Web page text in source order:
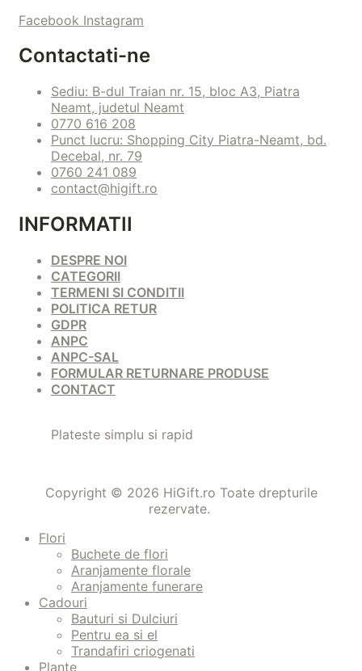
Facebook Instagram
Contactati-ne
Sediu: B-dul Traian nr. 15, bloc A3, Piatra
Neamt, judetul Neamt
0770 616 208
Punct lucru: Shopping City Piatra-Neamt, bd.
Decebal, nr. 79
0760 241 089
contact@higift.ro
INFORMATII
DESPRE NOI
CATEGORII
TERMENI SI CONDITII
POLITICA RETUR
GDPR
ANPC
ANPC-SAL
FORMULAR RETURNARE PRODUSE
CONTACT
Plateste simplu si rapid
Copyright © 2026 HiGift.ro Toate drepturile
rezervate.
Flori
Buchete de flori
Aranjamente florale
Aranjamente funerare
Cadouri
Bauturi si Dulciuri
Pentru ea si el
Trandafiri criogenati
Plante